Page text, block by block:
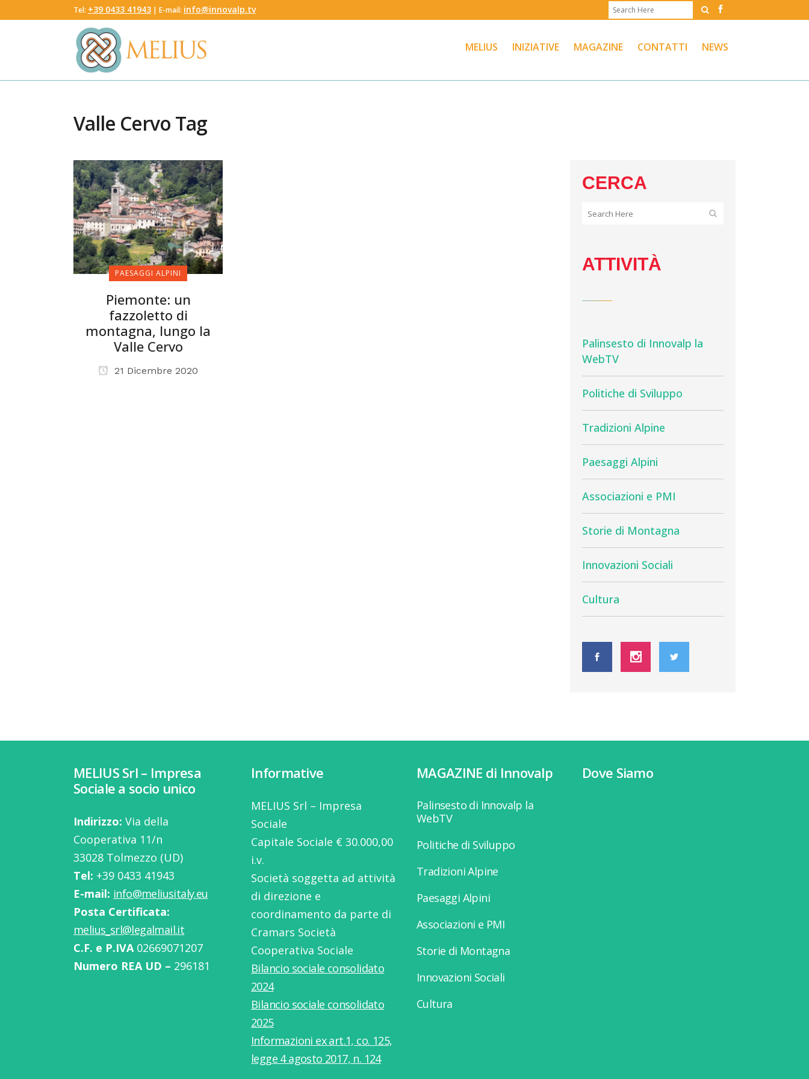
Tel: ‭+39 0433 41943 ‬ | E-mail: info@innovalp.tv
MELIUS INIZIATIVE MAGAZINE CONTATTI NEWS
Valle Cervo Tag
PAESAGGI ALPINI
Piemonte: un
fazzoletto di
montagna, lungo la
Valle Cervo
21 Dicembre 2020
CERCA
ATTIVITÀ
Palinsesto di Innovalp la
WebTV
Politiche di Sviluppo
Tradizioni Alpine
Paesaggi Alpini
Associazioni e PMI
Storie di Montagna
Innovazioni Sociali
Cultura
MELIUS Srl – Impresa
Sociale a socio unico
Indirizzo: Via della
Cooperativa 11/n
33028 Tolmezzo (UD)
Tel: ‭+39 0433 41943
E-mail: info@meliusitaly.eu
Posta Certificata:
melius_srl@legalmail.it
C.F. e P.IVA02669071207
Numero REA UD – 296181
Informative
MELIUS Srl – Impresa
Sociale
Capitale Sociale € 30.000,00
i.v.
Società soggetta ad attività
di direzione e
coordinamento da parte di
Cramars Società
Cooperativa Sociale
Bilancio sociale consolidato
2024
Bilancio sociale consolidato
2025
Informazioni ex art.1, co. 125,
legge 4 agosto 2017, n. 124
MAGAZINE di Innovalp
Palinsesto di Innovalp la
WebTV
Politiche di Sviluppo
Tradizioni Alpine
Paesaggi Alpini
Associazioni e PMI
Storie di Montagna
Innovazioni Sociali
Cultura
Dove Siamo